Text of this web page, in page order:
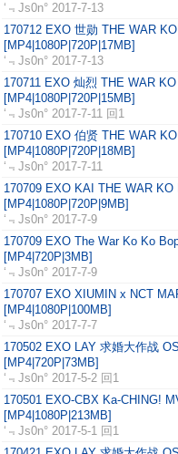
‘﹃Js0n° 2017-7-13
170712 EXO 世勋 THE WAR
[MP4|1080P|720P|17MB]
‘﹃Js0n° 2017-7-13
170711 EXO 灿烈 THE WAR
[MP4|1080P|720P|15MB]
‘﹃Js0n° 2017-7-11 回1
170710 EXO 伯贤 THE WAR
[MP4|1080P|720P|18MB]
‘﹃Js0n° 2017-7-11
170709 EXO KAI THE WAR
[MP4|1080P|720P|9MB]
‘﹃Js0n° 2017-7-9
170709 EXO The War Ko Ko
[MP4|720P|3MB]
‘﹃Js0n° 2017-7-9
170707 EXO XIUMIN x NCT
[MP4|1080P|100MB]
‘﹃Js0n° 2017-7-7
170502 EXO LAY 求婚大作战
[MP4|720P|73MB]
‘﹃Js0n° 2017-5-2 回1
170501 EXO-CBX Ka-CHING!
[MP4|1080P|213MB]
‘﹃Js0n° 2017-5-1 回1